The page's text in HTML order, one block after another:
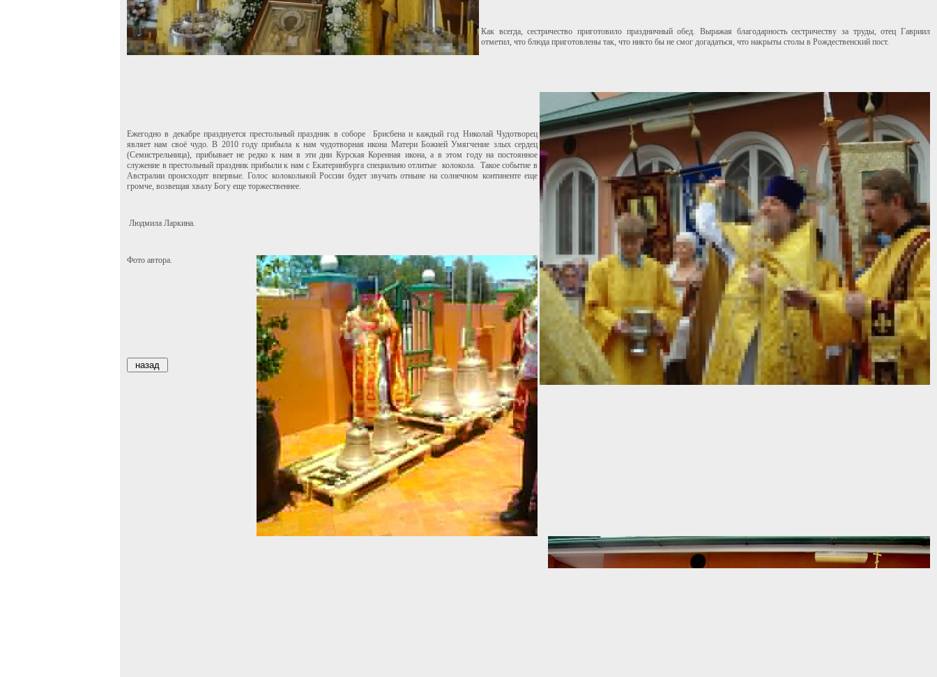
Как всегда, сестричество приготовило праздничный обед. Выражая благодарность сестричеству за труды, отец Гавриил
отметил, что блюда приготовлены так, что никто бы не смог догадаться, что накрыты столы в Рождественский пост.
Ежегодно в декабре празднуется престольный праздник в соборе Брисбена и каждый год Николай Чудотворец
являет нам своё чудо. В 2010 году прибыла к нам чудотворная икона Матери Божией Умягчение злых сердец
(Семистрельница), прибывает не редко к нам в эти дни Курская Коренная икона, а в этом году на постоянное
служение в престольный праздник прибыли к нам с Екатеринбурга специально отлитые колокола. Такое событие в
Австралии происходит впервые. Голос колокольной России будет звучать отныне на солнечном континенте еще
громче, возвещая хвалу Богу еще торжественнее.
Людмила Ларкина.
Фото автора.